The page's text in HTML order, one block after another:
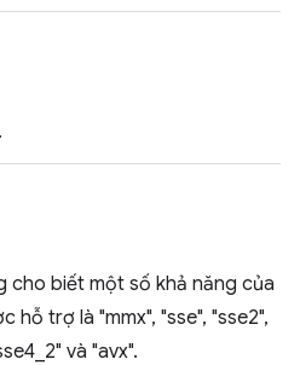
cho biết một số khả năng của
hỗ trợ là "mmx", "sse", "sse2",
và "avx".